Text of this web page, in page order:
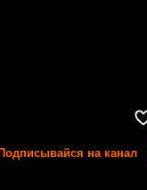
Подписывайся на канал